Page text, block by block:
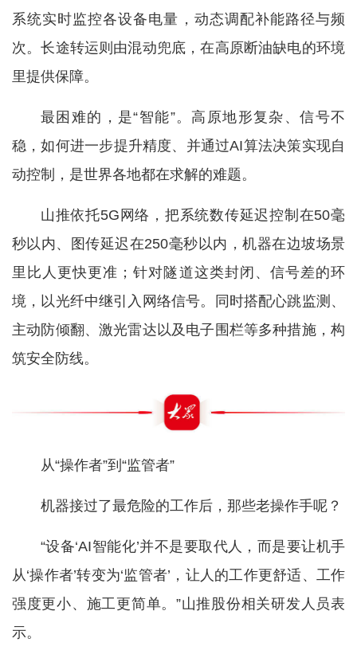
系统实时监控各设备电量，动态调配补能路径与频
次。长途转运则由混动兜底，在高原断油缺电的环境
里提供保障。
最困难的，是“智能”。高原地形复杂、信号不
稳，如何进一步提升精度、并通过AI算法决策实现自
动控制，是世界各地都在求解的难题。
山推依托5G网络，把系统数传延迟控制在50毫
秒以内、图传延迟在250毫秒以内，机器在边坡场景
里比人更快更准；针对隧道这类封闭、信号差的环
境，以光纤中继引入网络信号。同时搭配心跳监测、
主动防倾翻、激光雷达以及电子围栏等多种措施，构
筑安全防线。
从“操作者”到“监管者”
机器接过了最危险的工作后，那些老操作手呢？
“设备‘AI智能化’并不是要取代人，而是要让机手
从‘操作者’转变为‘监管者’，让人的工作更舒适、工作
强度更小、施工更简单。”山推股份相关研发人员表
示。